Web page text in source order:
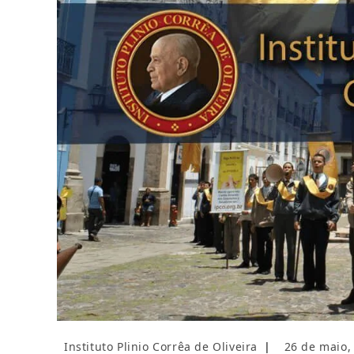
Autor
Instituto Plinio Corrêa de Oliveira
Post
26 de maio,